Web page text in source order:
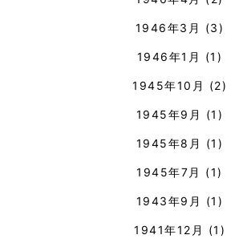
1946年3月 (3)
1946年1月 (1)
1945年10月 (2)
1945年9月 (1)
1945年8月 (1)
1945年7月 (1)
1943年9月 (1)
1941年12月 (1)